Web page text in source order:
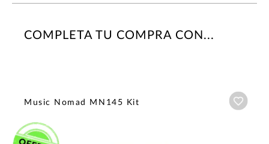
COMPLETA TU COMPRA CON...
Music Nomad MN145 Kit